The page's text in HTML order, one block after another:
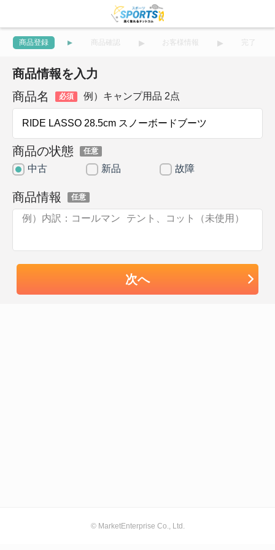
商品登録 商品確認 お客様情報 完了
商品情報を入力
商品名
必須 例）キャンプ用品 2点
商品の状態 任意
中古 新品 故障
商品情報 任意
次へ
© MarketEnterprise Co., Ltd.